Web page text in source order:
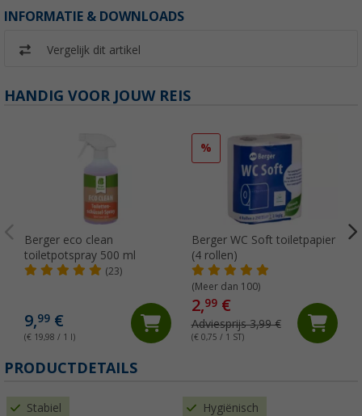
INFORMATIE & DOWNLOADS
Vergelijk dit artikel
HANDIG VOOR JOUW REIS
Berger eco clean
toiletpotspray 500 ml
(23)
9,99 €
(€ 19,98 / 1 l)
%
Berger WC Soft toiletpapier
(4 rollen)
(Meer dan 100)
2,99€
Adviesprijs 3,99 €
(€ 0,75 / 1 ST)
PRODUCTDETAILS
Stabiel Hygiënisch